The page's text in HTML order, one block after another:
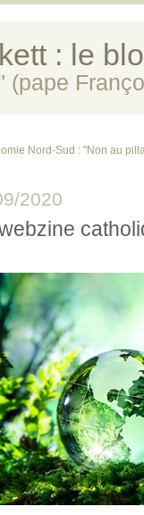
: le
(pape
Nord-Sud : "Non au
2020